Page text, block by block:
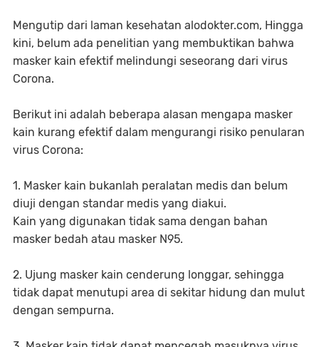
Mengutip dari laman kesehatan alodokter.com, Hingga
kini, belum ada penelitian yang membuktikan bahwa
masker kain efektif melindungi seseorang dari virus
Corona.
Berikut ini adalah beberapa alasan mengapa masker
kain kurang efektif dalam mengurangi risiko penularan
virus Corona:
1. Masker kain bukanlah peralatan medis dan belum
diuji dengan standar medis yang diakui.
Kain yang digunakan tidak sama dengan bahan
masker bedah atau masker N95.
2. Ujung masker kain cenderung longgar, sehingga
tidak dapat menutupi area di sekitar hidung dan mulut
dengan sempurna.